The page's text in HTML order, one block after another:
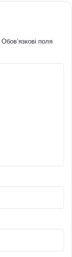
Обов’язкові поля